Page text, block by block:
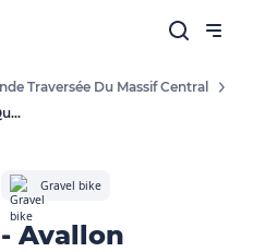
Traversée Du Massif Central
Etape 1 - Avallon / Quarré-Les-Tombes - GMTC Gravel
Gravel bike
Avallon